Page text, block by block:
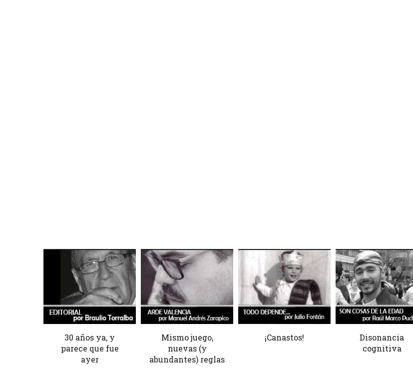
30 años ya, y
parece que fue
ayer
Mismo juego,
nuevas (y
abundantes) reglas
¡Canastos!
Disonancia
cognitiva